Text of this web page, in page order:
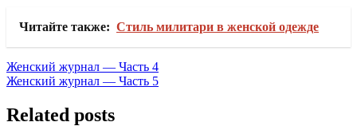
Читайте также: Стиль милитари в женской одежде
Навигация
по
записям
Женский журнал — Часть 4
Женский журнал — Часть 5
Related posts